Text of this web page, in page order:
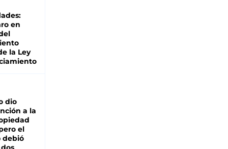
en
la Ley
dio
a la
el
debió